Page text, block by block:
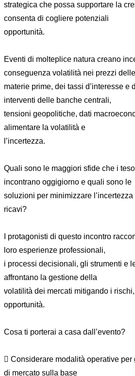
strategica che possa supportare la
consenta di cogliere potenziali
opportunità.
Eventi di molteplice natura creano
conseguenza volatilità nei prezzi delle
materie prime, dei tassi d’interesse e
interventi delle banche centrali,
tensioni geopolitiche, dati
alimentare la volatilità e
l’incertezza.
Quali sono le maggiori sfide che i
incontrano oggigiorno e quali sono le
soluzioni per minimizzare
ricavi?
I protagonisti di questo incontro
loro esperienze professionali,
i processi decisionali, gli strumenti e
affrontano la gestione della
volatilità dei mercati mitigando i
opportunità.
Cosa ti porterai a casa dall’evento?
 Considerare modalità operative
di mercato sulla base